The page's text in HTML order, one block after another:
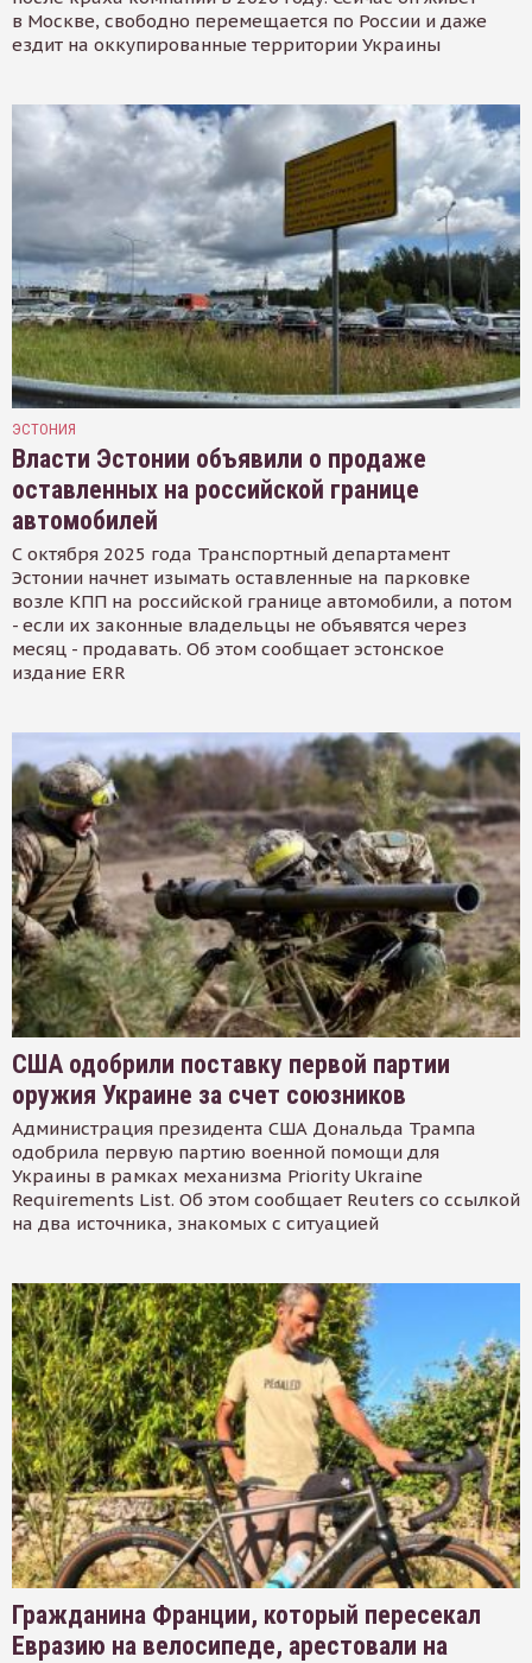
в Москве, свободно перемещается по России и даже
ездит на оккупированные территории Украины
ЭСТОНИЯ
Власти Эстонии объявили о продаже
оставленных на российской границе
автомобилей
С октября 2025 года Транспортный департамент
Эстонии начнет изымать оставленные на парковке
возле КПП на российской границе автомобили, а потом
- если их законные владельцы не объявятся через
месяц - продавать. Об этом сообщает эстонское
издание ERR
США одобрили поставку первой партии
оружия Украине за счет союзников
Администрация президента США Дональда Трампа
одобрила первую партию военной помощи для
Украины в рамках механизма Priority Ukraine
Requirements List. Об этом сообщает Reuters со ссылкой
на два источника, знакомых с ситуацией
Гражданина Франции, который пересекал
Евразию на велосипеде, арестовали на